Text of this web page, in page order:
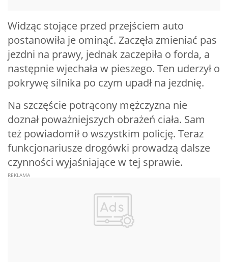
Widząc stojące przed przejściem auto
postanowiła je ominąć. Zaczęła zmieniać pas
jezdni na prawy, jednak zaczepiła o forda, a
następnie wjechała w pieszego. Ten uderzył o
pokrywę silnika po czym upadł na jezdnię.
Na szczęście potrącony mężczyzna nie
doznał poważniejszych obrażeń ciała. Sam
też powiadomił o wszystkim policję. Teraz
funkcjonariusze drogówki prowadzą dalsze
czynności wyjaśniające w tej sprawie.